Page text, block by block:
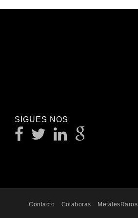
SIGUES NOS
Contacto Colaboras MetalesRaros